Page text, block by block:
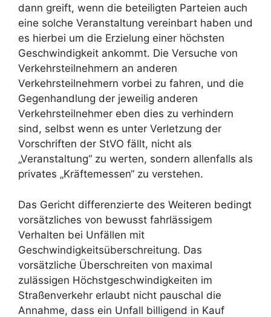
dann greift, wenn die beteiligten Parteien auch
eine solche Veranstaltung vereinbart haben und
es hierbei um die Erzielung einer höchsten
Geschwindigkeit ankommt. Die Versuche von
Verkehrsteilnehmern an anderen
Verkehrsteilnehmern vorbei zu fahren, und die
Gegenhandlung der jeweilig anderen
Verkehrsteilnehmer eben dies zu verhindern
sind, selbst wenn es unter Verletzung der
Vorschriften der StVO fällt, nicht als
„Veranstaltung“ zu werten, sondern allenfalls als
privates „Kräftemessen“ zu verstehen.
Das Gericht differenzierte des Weiteren bedingt
vorsätzliches von bewusst fahrlässigem
Verhalten bei Unfällen mit
Geschwindigkeitsüberschreitung. Das
vorsätzliche Überschreiten von maximal
zulässigen Höchstgeschwindigkeiten im
Straßenverkehr erlaubt nicht pauschal die
Annahme, dass ein Unfall billigend in Kauf